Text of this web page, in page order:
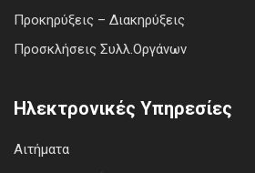
Προκηρύξεις – Διακηρύξεις
Προσκλήσεις Συλλ.Οργάνων
Ηλεκτρονικές Υπηρεσίες
Αιτήματα